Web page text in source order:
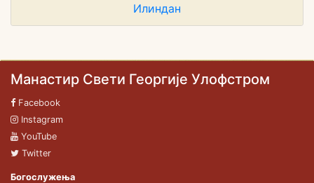
Илиндан
Манастир Свети Георгије Улофстром
Facebook
Instagram
YouTube
Twitter
Богослужења